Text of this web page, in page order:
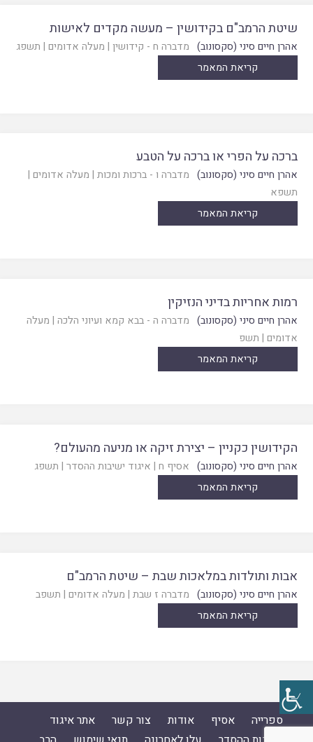
שיטת הרמב"ם בקידושין – מעשה מקדים לאישות
אהרן חיים סיני (סקסונוב) מדברה ח - קידושין | מעלה אדומים | תשפג
קריאת המאמר
ברכה על הפרי או ברכה על הטבע
אהרן חיים סיני (סקסונוב) מדברה ו - ברכות ומכות | מעלה אדומים |
תשפא
קריאת המאמר
רמות אחריות בדיני הנזיקין
אהרן חיים סיני (סקסונוב) מדברה ה - בבא קמא ועיוני הלכה | מעלה
אדומים | תשפ
קריאת המאמר
הקידושין כקניין – יצירת זיקה או מניעה מהעולם?
אהרן חיים סיני (סקסונוב) אסיף ח | איגוד ישיבות ההסדר | תשפג
קריאת המאמר
אבות ותולדות במלאכות שבת – שיטת הרמב"ם
אהרן חיים סיני (סקסונוב) מדברה ז שבת | מעלה אדומים | תשפב
קריאת המאמר
ספרייה אסיף אודות צור קשר
אתר איגוד